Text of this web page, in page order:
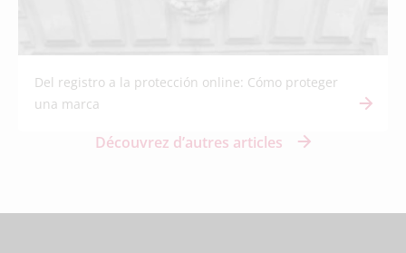
Del registro a la protección online: Cómo proteger
una marca
Découvrez d’autres articles